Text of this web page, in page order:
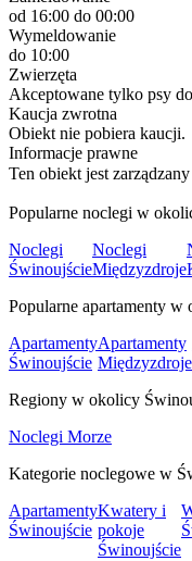
od 16:00 do 00:00
Wymeldowanie
do 10:00
Zwierzęta
Akceptowane tylko psy
Kaucja zwrotna
Obiekt nie pobiera kaucji.
Informacje prawne
Ten obiekt jest
Popularne noclegi w
Noclegi
Świnoujście
Noclegi
Międzyzdroje
Popularne apartamenty
Apartamenty
Świnoujście
Apartamenty
Międzyzdroje
Regiony w okolicy
Noclegi Morze
Kategorie noclegowe w
Apartamenty
Świnoujście
Kwatery i
pokoje
Świnoujście